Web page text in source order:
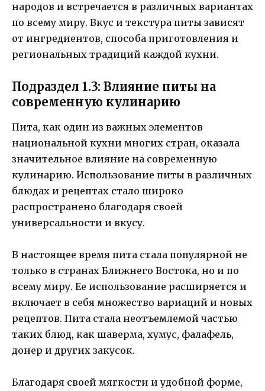
народов и встречается в различных вариантах
по всему миру. Вкус и текстура питы зависят
от ингредиентов, способа приготовления и
региональных традиций каждой кухни.
Подраздел 1.3: Влияние питы на
современную кулинарию
Пита, как один из важных элементов
национальной кухни многих стран, оказала
значительное влияние на современную
кулинарию. Использование питы в различных
блюдах и рецептах стало широко
распространено благодаря своей
универсальности и вкусу.
В настоящее время пита стала популярной не
только в странах Ближнего Востока, но и по
всему миру. Ее использование расширяется и
включает в себя множество вариаций и новых
рецептов. Пита стала неотъемлемой частью
таких блюд, как шаверма, хумус, фалафель,
донер и других закусок.
Благодаря своей мягкости и удобной форме,